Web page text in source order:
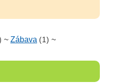
~ Zábava (1) ~